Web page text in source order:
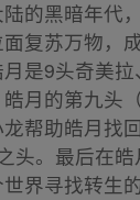
的黑暗年代
复苏万物，
是9头奇美
月的第九头
帮助皓月找
头。最后在
界寻找转生的